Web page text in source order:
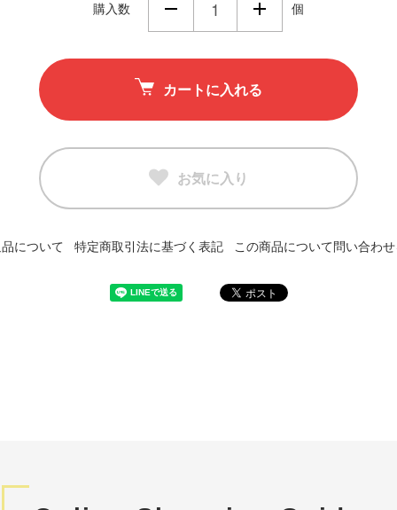
購入数 個
カートに入れる
お気に入り
について 特定商取引法に基づく表記 この商品について問い合わ